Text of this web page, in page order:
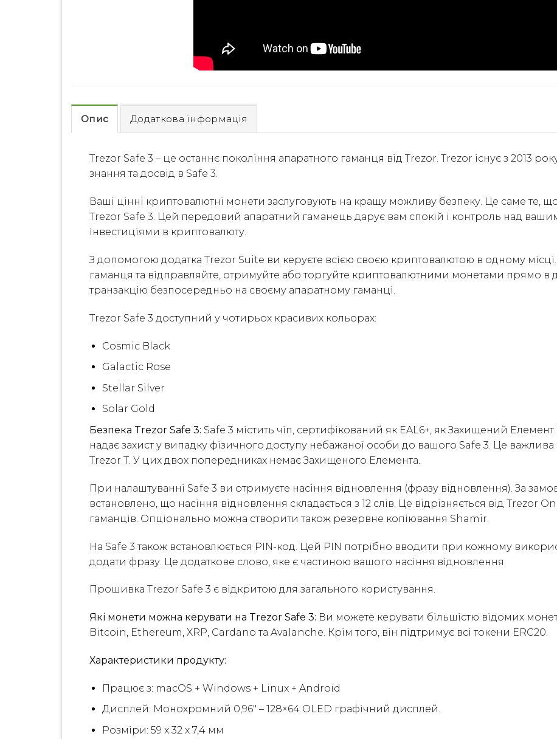
Опис Додаткова інформація
Trezor Safe 3 – це останнє покоління апаратного гаманця від Trezor. Trezor існує з 2013
знання та досвід в Safe 3.
Ваші цінні криптовалютні монети заслуговують на кращу можливу безпеку. Це саме те,
Trezor Safe 3. Цей передовий апаратний гаманець дарує вам спокій і контроль над
інвестиціями в криптовалюту.
З допомогою додатка Trezor Suite ви керуєте всією своєю криптовалютою в одному
гаманця та відправляйте, отримуйте або торгуйте криптовалютними монетами прямо в
транзакцію безпосередньо на своєму апаратному гаманці.
Trezor Safe 3 доступний у чотирьох красивих кольорах:
Cosmic Black
Galactic Rose
Stellar Silver
Solar Gold
Безпека Trezor Safe 3: Safe 3 містить чіп, сертифікований як EAL6+, як Захищений
надає захист у випадку фізичного доступу небажаної особи до вашого Safe 3. Це важлива
Trezor T. У цих двох попередниках немає Захищеного Елемента.
При налаштуванні Safe 3 ви отримуєте насіння відновлення (фразу відновлення). За
встановлено, що насіння відновлення складається з 12 слів. Це відрізняється від Trezor
гаманців. Опціонально можна створити також резервне копіювання Shamir.
На Safe 3 також встановлюється PIN-код. Цей PIN потрібно вводити при кожному
додати фразу. Це додаткове слово, яке є частиною вашого насіння відновлення.
Прошивка Trezor Safe 3 є відкритою для загального користування.
Які монети можна керувати на Trezor Safe 3: Ви можете керувати більшістю відомих
Bitcoin, Ethereum, XRP, Cardano та Avalanche. Крім того, він підтримує всі токени ERC20.
Характеристики продукту:
Працює з: macOS + Windows + Linux + Android
Дисплей: Монохромний 0,96″ – 128×64 OLED графічний дисплей.
Розміри: 59 x 32 x 7,4 мм